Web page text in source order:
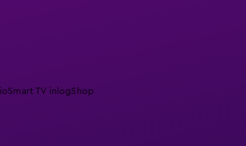
Smart TV inlogShop